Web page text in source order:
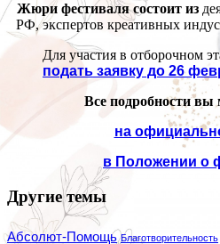
Жюри фестиваля состоит из
РФ, экспертов креативных
Для участия в отборочном
подать заявку до 26
Все подробности вы
на
в Положении о
Другие темы
Абсолют-Помощь Благотворительность